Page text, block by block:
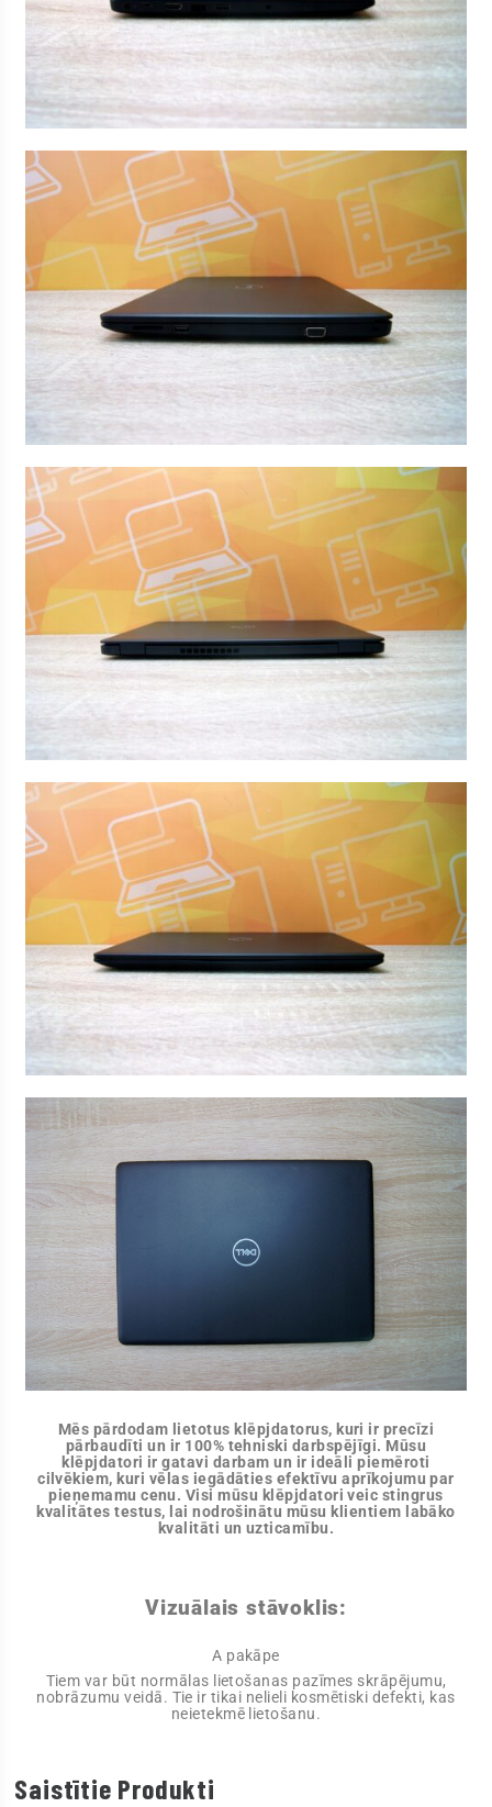
Mēs pārdodam lietotus klēpjdatorus, kuri ir precīzi
pārbaudīti un ir 100% tehniski darbspējīgi. Mūsu
klēpjdatori ir gatavi darbam un ir ideāli piemēroti
cilvēkiem, kuri vēlas iegādāties efektīvu aprīkojumu par
pieņemamu cenu. Visi mūsu klēpjdatori veic stingrus
kvalitātes testus, lai nodrošinātu mūsu klientiem labāko
kvalitāti un uzticamību.
Vizuālais stāvoklis:
A pakāpe
Tiem var būt normālas lietošanas pazīmes skrāpējumu,
nobrāzumu veidā. Tie ir tikai nelieli kosmētiski defekti, kas
neietekmē lietošanu.
Saistītie Produkti